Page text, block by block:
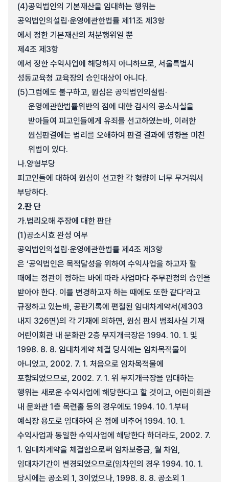
(4)공익법인의 기본재산을 임대하는 행위는
공익법인의설립·운영에관한법률 제11조 제3항
에서 정한 기본재산의 처분행위일 뿐
제4조 제3항
에서 정한 수익사업에 해당하지 아니하므로, 서울특별시
성동교육청 교육장의 승인대상이 아니다.
(5)그럼에도 불구하고, 원심은 공익법인의설립·
운영에관한법률위반의 점에 대한 검사의 공소사실을
받아들여 피고인들에게 유죄를 선고하였는바, 이러한
원심판결에는 법리를 오해하여 판결 결과에 영향을 미친
위법이 있다.
나.양형부당
피고인들에 대하여 원심이 선고한 각 형량이 너무 무거워서
부당하다.
2.판 단
가.법리오해 주장에 대한 판단
(1)공소시효 완성 여부
공익법인의설립·운영에관한법률 제4조 제3항
은 ‘공익법인은 목적달성을 위하여 수익사업을 하고자 할
때에는 정관이 정하는 바에 따라 사업마다 주무관청의 승인을
받아야 한다. 이를 변경하고자 하는 때에도 또한 같다‘라고
규정하고 있는바, 공판기록에 편철된 임대차계약서(제303
내지 326면)의 각 기재에 의하면, 원심 판시 범죄사실 기재
어린이회관 내 문화관 2층 무지개극장은 1994. 10. 1. 및
1998. 8. 8. 임대차계약 체결 당시에는 임차목적물이
아니었고, 2002. 7. 1. 처음으로 임차목적물에
포함되었으므로, 2002. 7. 1. 위 무지개극장을 임대하는
행위는 새로운 수익사업에 해당한다고 할 것이고, 어린이회관
내 문화관 1층 목련홀 등의 경우에도 1994. 10. 1.부터
예식장 용도로 임대하여 온 점에 비추어 1994. 10. 1.
수익사업과 동일한 수익사업에 해당한다 하더라도, 2002. 7.
1. 임대차계약을 체결함으로써 임차보증금, 월 차임,
임대차기간이 변경되었으므로(임차인의 경우 1994. 10. 1.
당시에는 공소외 1, 3이었으나, 1998. 8. 8. 공소외 1